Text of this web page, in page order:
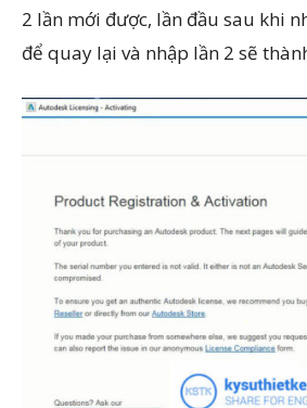
2 lần mới được, lần đầu sau khi
để quay lại và nhập lần 2 sẽ